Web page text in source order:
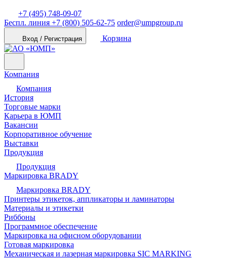
+7 (495) 748-09-07
Беспл. линия +7 (800) 505-62-75 order@umpgroup.ru
Вход / Регистрация Корзина
Компания
Компания
История
Торговые марки
Карьера в ЮМП
Вакансии
Корпоративное обучение
Выставки
Продукция
Продукция
Маркировка BRADY
Маркировка BRADY
Принтеры этикеток, аппликаторы и ламинаторы
Материалы и этикетки
Риббоны
Программное обеспечение
Маркировка на офисном оборудовании
Готовая маркировка
Механическая и лазерная маркировка SIC MARKING